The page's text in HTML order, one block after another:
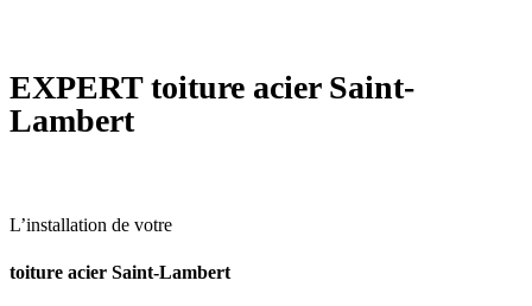
EXPERTtoiture acier Saint-
Lambert
L’installation de votre
toiture acier Saint-Lambert